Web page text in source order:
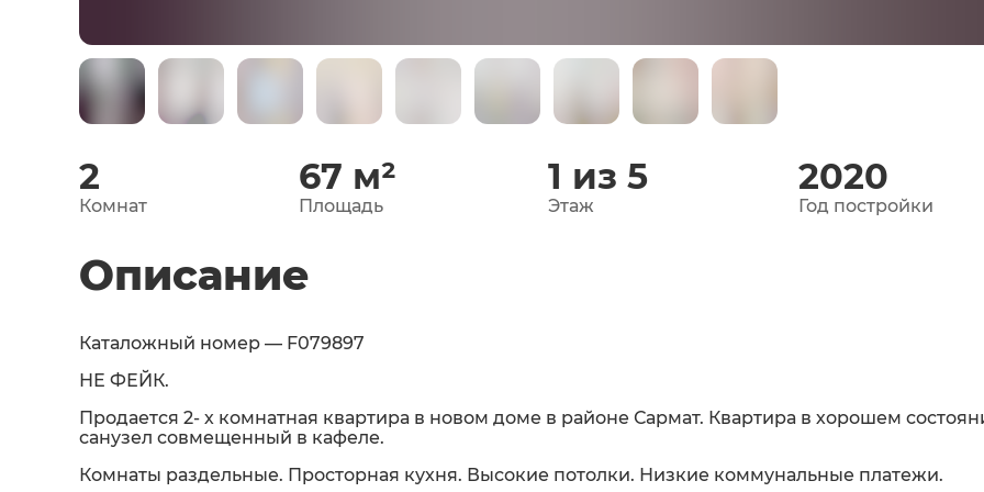
2
Комнат
67 м²
Площадь
1 из 5
Этаж
2020
Год постройки
Описание
Каталожный номер — F079897
НЕ ФЕЙК.
Продается 2- х комнатная квартира в новом доме в районе Сармат. Квартира в хорошем
санузел совмещенный в кафеле.
Комнаты раздельные. Просторная кухня. Высокие потолки. Низкие коммунальные платежи.